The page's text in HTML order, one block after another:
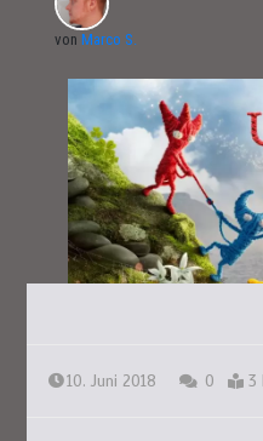
von Marco S.
10. Juni 2018 0 3